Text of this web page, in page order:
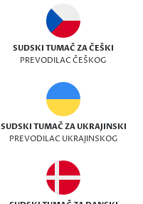
SUDSKI TUMAČ ZA ČEŠKI
PREVODILAC ČEŠKOG
SUDSKI TUMAČ ZA UKRAJINSKI
PREVODILAC UKRAJINSKOG